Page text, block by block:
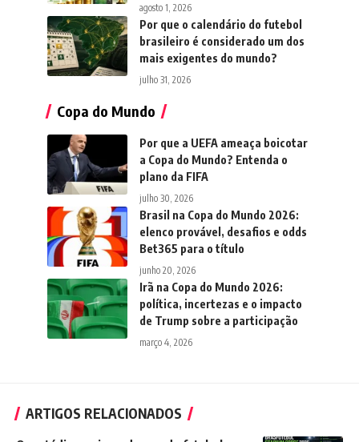
agosto 1, 2026
Por que o calendário do futebol
brasileiro é considerado um dos
mais exigentes do mundo?
julho 31, 2026
Copa do Mundo
Por que a UEFA ameaça boicotar
a Copa do Mundo? Entenda o
plano da FIFA
julho 30, 2026
Brasil na Copa do Mundo 2026:
elenco provável, desafios e odds
Bet365 para o título
junho 20, 2026
Irã na Copa do Mundo 2026:
política, incertezas e o impacto
de Trump sobre a participação
março 4, 2026
ARTIGOS RELACIONADOS